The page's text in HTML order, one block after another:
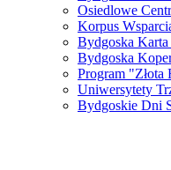
Osiedlowe
Korpus
Bydgoska
Bydgoska
Program "Złota
Uniwersytety
Bydgoskie Dni